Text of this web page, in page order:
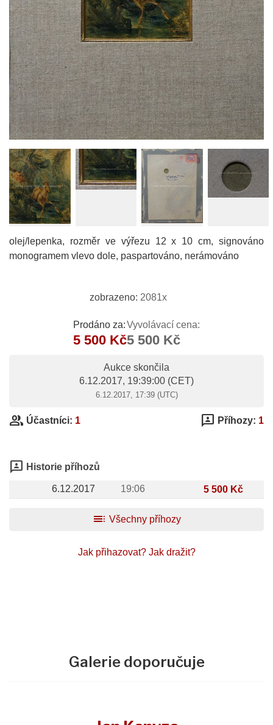
olej/lepenka, rozměr ve výřezu 12 x 10 cm, signováno
monogramem vlevo dole, paspartováno, nerámováno
zobrazeno: 2081x
Prodáno za:
5 500 Kč
Vyvolávací cena:
5 500 Kč
Aukce skončila
6.12.2017, 19:39:00 (CET)
6.12.2017, 17:39 (UTC)
group Účastníci: 1 3p Příhozy: 1
3p Historie příhozů
6.12.2017 19:06 5 500 Kč
toc Všechny příhozy
Jak přihazovat? Jak dražit?
Galerie doporučuje